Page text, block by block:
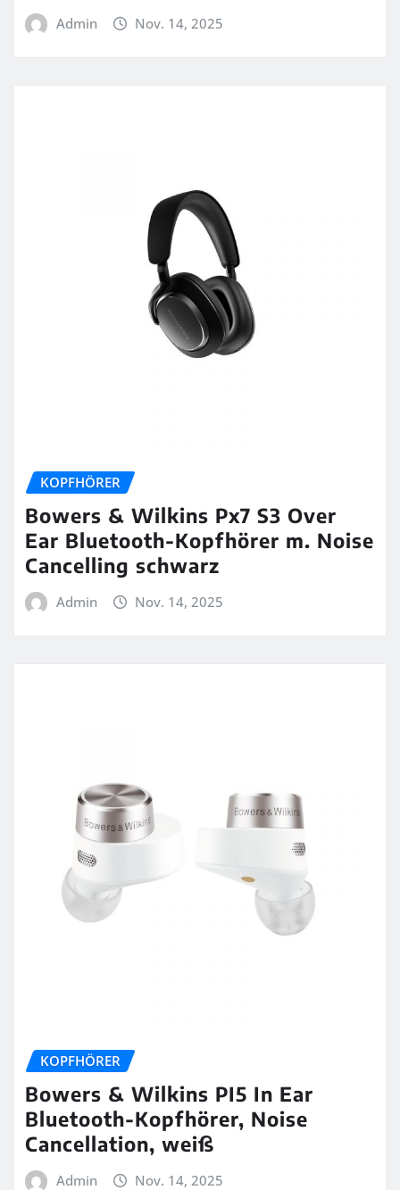
Admin Nov. 14, 2025
KOPFHÖRER
Bowers & Wilkins Px7 S3 Over
Ear Bluetooth-Kopfhörer m. Noise
Cancelling schwarz
Admin Nov. 14, 2025
KOPFHÖRER
Bowers & Wilkins PI5 In Ear
Bluetooth-Kopfhörer, Noise
Cancellation, weiß
Admin Nov. 14, 2025